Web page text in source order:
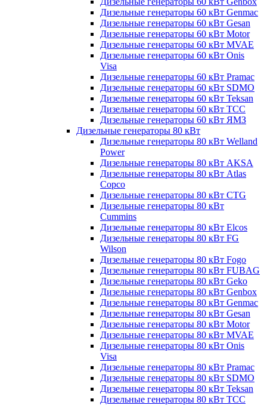
Дизельные генераторы 60 кВт Genmac
Дизельные генераторы 60 кВт Gesan
Дизельные генераторы 60 кВт Motor
Дизельные генераторы 60 кВт MVAE
Дизельные генераторы 60 кВт Onis
Visa
Дизельные генераторы 60 кВт Pramac
Дизельные генераторы 60 кВт SDMO
Дизельные генераторы 60 кВт Teksan
Дизельные генераторы 60 кВт ТСС
Дизельные генераторы 60 кВт ЯМЗ
Дизельные генераторы 80 кВт
Дизельные генераторы 80 кВт Welland
Power
Дизельные генераторы 80 кВт AKSA
Дизельные генераторы 80 кВт Atlas
Copco
Дизельные генераторы 80 кВт CTG
Дизельные генераторы 80 кВт
Cummins
Дизельные генераторы 80 кВт Elcos
Дизельные генераторы 80 кВт FG
Wilson
Дизельные генераторы 80 кВт Fogo
Дизельные генераторы 80 кВт FUBAG
Дизельные генераторы 80 кВт Geko
Дизельные генераторы 80 кВт Genbox
Дизельные генераторы 80 кВт Genmac
Дизельные генераторы 80 кВт Gesan
Дизельные генераторы 80 кВт Motor
Дизельные генераторы 80 кВт MVAE
Дизельные генераторы 80 кВт Onis
Visa
Дизельные генераторы 80 кВт Pramac
Дизельные генераторы 80 кВт SDMO
Дизельные генераторы 80 кВт Teksan
Дизельные генераторы 80 кВт ТСС